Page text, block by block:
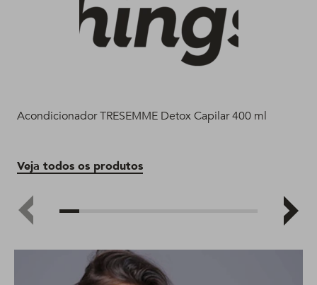
Acondicionador TRESEMME Detox Capilar 400 ml
Veja todos os produtos